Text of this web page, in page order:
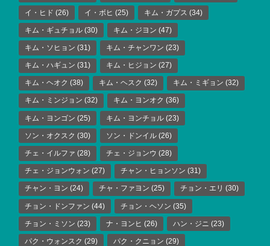
イ・ヒド (26) イ・ボヒ (25) キム・ガプス (34)
キム・ギュチョル (30) キム・ジヨン (47)
キム・ソヒョン (31) キム・チャンワン (23)
キム・ハギュン (31) キム・ヒジョン (27)
キム・ヘオク (38) キム・ヘスク (32) キム・ミギョン (32)
キム・ミンジョン (32) キム・ヨンオク (36)
キム・ヨンゴン (25) キム・ヨンチョル (23)
ソン・オクスク (30) ソン・ドンイル (26)
チェ・イルファ (28) チェ・ジョンウ (28)
チェ・ジョンウォン (27) チャン・ヒョンソン (31)
チャン・ヨン (24) チャ・ファヨン (25) チョン・エリ (30)
チョン・ドンファン (44) チョン・ヘソン (35)
チョン・ミソン (23) ナ・ヨンヒ (26) ハン・ジニ (23)
パク・ウォンスク (29) パク・クニョン (29)